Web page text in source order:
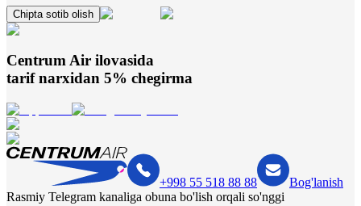
Chipta sotib olish
Centrum Air ilovasida
tarif narxidan 5% chegirma
+998 55 518 88 88
Bog'lanish
Rasmiy Telegram kanaliga obuna bo'lish orqali so'nggi